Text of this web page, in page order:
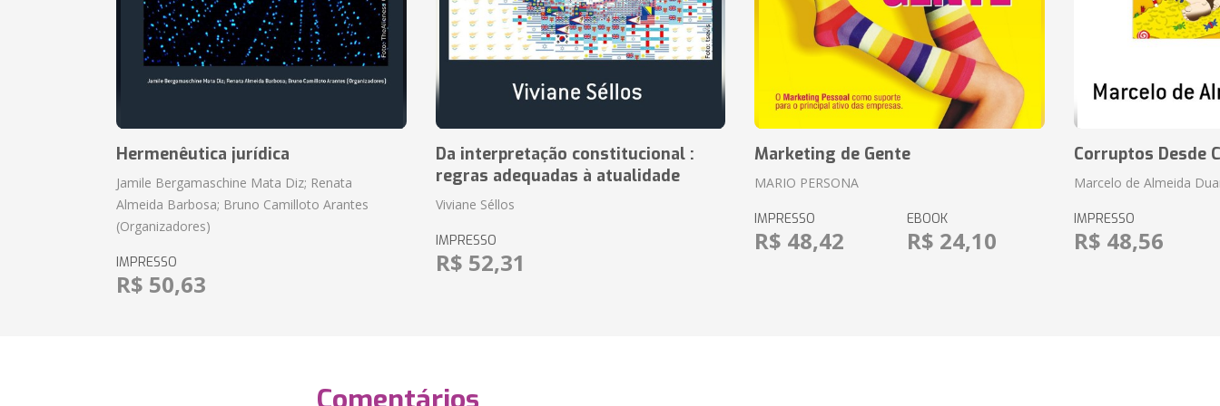
Hermenêutica jurídica
Jamile Bergamaschine Mata Diz; Renata
Almeida Barbosa; Bruno Camilloto Arantes
(Organizadores)
IMPRESSO
R$ 50,63
Da interpretação constitucional :
regras adequadas à atualidade
Viviane Séllos
IMPRESSO
R$ 52,31
Marketing de Gente
MARIO PERSONA
IMPRESSO
R$ 48,42
EBOOK
R$ 24,10
Corruptos Desde
Marcelo de Almeida
IMPRESSO
R$ 48,56